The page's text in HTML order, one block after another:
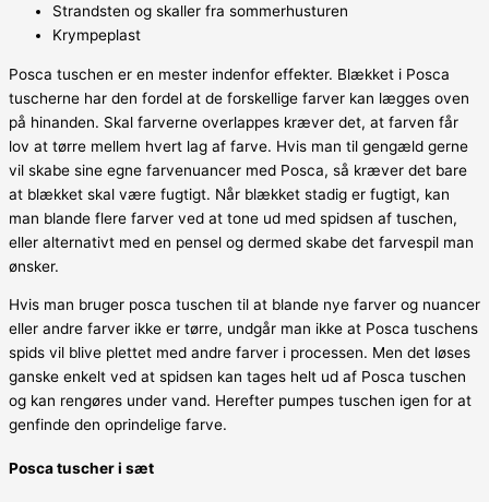
Strandsten og skaller fra sommerhusturen
Krympeplast
Posca tuschen er en mester indenfor effekter. Blækket i Posca
tuscherne har den fordel at de forskellige farver kan lægges oven
på hinanden. Skal farverne overlappes kræver det, at farven får
lov at tørre mellem hvert lag af farve. Hvis man til gengæld gerne
vil skabe sine egne farvenuancer med Posca, så kræver det bare
at blækket skal være fugtigt. Når blækket stadig er fugtigt, kan
man blande flere farver ved at tone ud med spidsen af tuschen,
eller alternativt med en pensel og dermed skabe det farvespil man
ønsker.
Hvis man bruger posca tuschen til at blande nye farver og nuancer
eller andre farver ikke er tørre, undgår man ikke at Posca tuschens
spids vil blive plettet med andre farver i processen. Men det løses
ganske enkelt ved at spidsen kan tages helt ud af Posca tuschen
og kan rengøres under vand. Herefter pumpes tuschen igen for at
genfinde den oprindelige farve.
Posca tuscher i sæt